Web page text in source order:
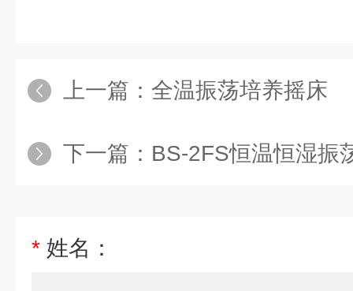
上一篇： 全温振荡培养摇床
下一篇： BS-2FS恒温恒湿振
* 姓名：